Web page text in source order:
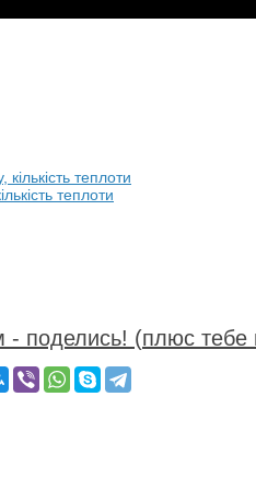
теплоти
- поделись! (плюс тебе